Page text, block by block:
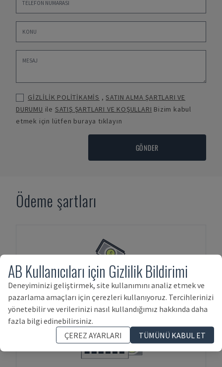
GİZLİLİK POLİTİKAMİS ,SATIN ALMA ŞARTLARI VE
DURUMU ile SATIŞ ŞARTLARI VE KOŞULLARI Bizim kabul
etmek için lütfen buraya tıklayın
GÖNDER
Ödeme şartları
PEŞIN ÖDEME
AB Kullanıcıları için Gizlilik Bildirimi
Deneyiminizi geliştirmek, site kullanımını analiz etmek ve
pazarlama amaçları için çerezleri kullanıyoruz. Tercihlerinizi
yönetebilir ve verilerinizi nasıl kullandığımız hakkında daha
fazla bilgi edinebilirsiniz.
ÇEREZ AYARLARI
TÜMÜNÜ KABUL ET